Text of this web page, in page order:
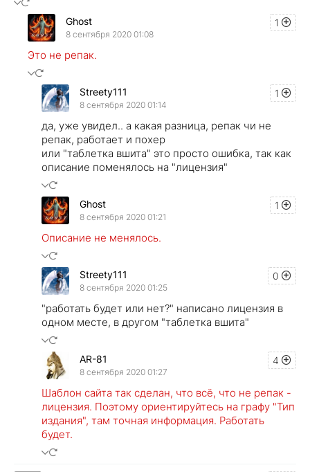
1
Ghost
8 сентября 2020 01:08
Это не репак.
1
Streety111
8 сентября 2020 01:14
да, уже увидел.. а какая разница, репак чи не
репак, работает и похер
или "таблетка вшита" это просто ошибка, так как
описание поменялось на "лицензия"
1
Ghost
8 сентября 2020 01:21
Описание не менялось.
0
Streety111
8 сентября 2020 01:25
"работать будет или нет?" написано лицензия в
одном месте, в другом "таблетка вшита"
4
AR-81
8 сентября 2020 01:27
Шаблон сайта так сделан, что всё, что не репак -
лицензия. Поэтому ориентируйтесь на графу "Тип
издания", там точная информация. Работать
будет.